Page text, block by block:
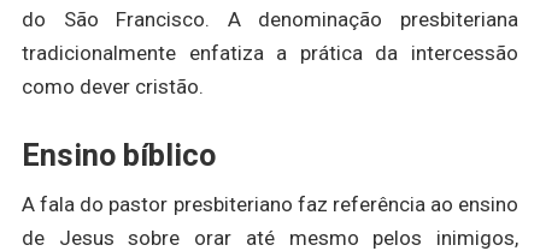
do São Francisco. A denominação presbiteriana
tradicionalmente enfatiza a prática da intercessão
como dever cristão.
Ensino bíblico
A fala do pastor presbiteriano faz referência ao ensino
de Jesus sobre orar até mesmo pelos inimigos,